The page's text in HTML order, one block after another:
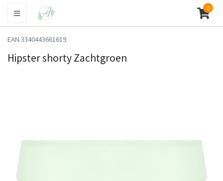
0
EAN 3340443661619
Hipster shorty Zachtgroen